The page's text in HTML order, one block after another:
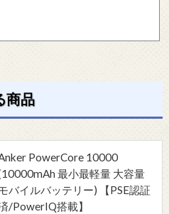
商品
PowerCore 10000
最小最軽量 大容量
バイルバッテリー) 【PSE認証
/PowerIQ搭載】